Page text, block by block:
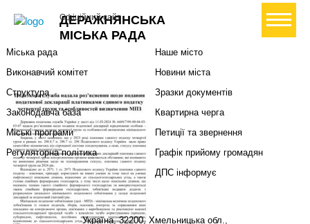
ДЕРАЖНЯНСЬКА
МІСЬКА РАДА
Офіційний сайт+ Створити петицію
Міський голова
Міська рада
Виконавчий комітет
Структура
Законодавча база
Міські програми
Регуляторна політика
Наше місто
Новини міста
Зразки документів
Квартирна черга
Петиції та звернення
Графік прийому громадян
ДПС інформує
Україна, 32200, Хмельницька обл.,